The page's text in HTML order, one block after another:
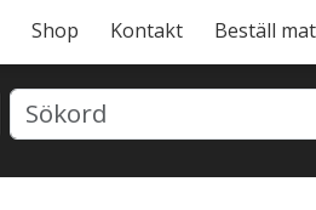
Shop Kontakt Beställ